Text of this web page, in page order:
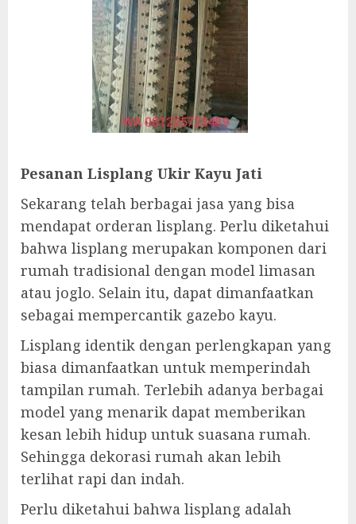
Pesanan Lisplang Ukir Kayu Jati
Sekarang telah berbagai jasa yang bisa
mendapat orderan lisplang. Perlu diketahui
bahwa lisplang merupakan komponen dari
rumah tradisional dengan model limasan
atau joglo. Selain itu, dapat dimanfaatkan
sebagai mempercantik gazebo kayu.
Lisplang identik dengan perlengkapan yang
biasa dimanfaatkan untuk memperindah
tampilan rumah. Terlebih adanya berbagai
model yang menarik dapat memberikan
kesan lebih hidup untuk suasana rumah.
Sehingga dekorasi rumah akan lebih
terlihat rapi dan indah.
Perlu diketahui bahwa lisplang adalah